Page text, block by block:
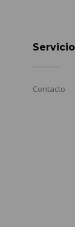
Servicio
Contacto